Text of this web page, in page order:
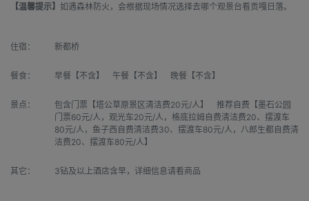
【温馨提示】 如遇森林防火，会根据现场情况选择去哪个观景台看贡嘎日落。
住宿： 新都桥
餐食： 早餐【不含】 午餐【不含】 晚餐【不含】
景点：
包含门票【塔公草原景区清洁费20元/人】 推荐自费【墨石公园
门票60元/人，观光车20元/人，格底拉姆自费清洁费20、摆渡车
80元/人，鱼子西自费清洁费30、摆渡车80元/人，八郎生都自费清
洁费20、摆渡车80元/人】
其它： 3钻及以上酒店含早，详细信息请看商品